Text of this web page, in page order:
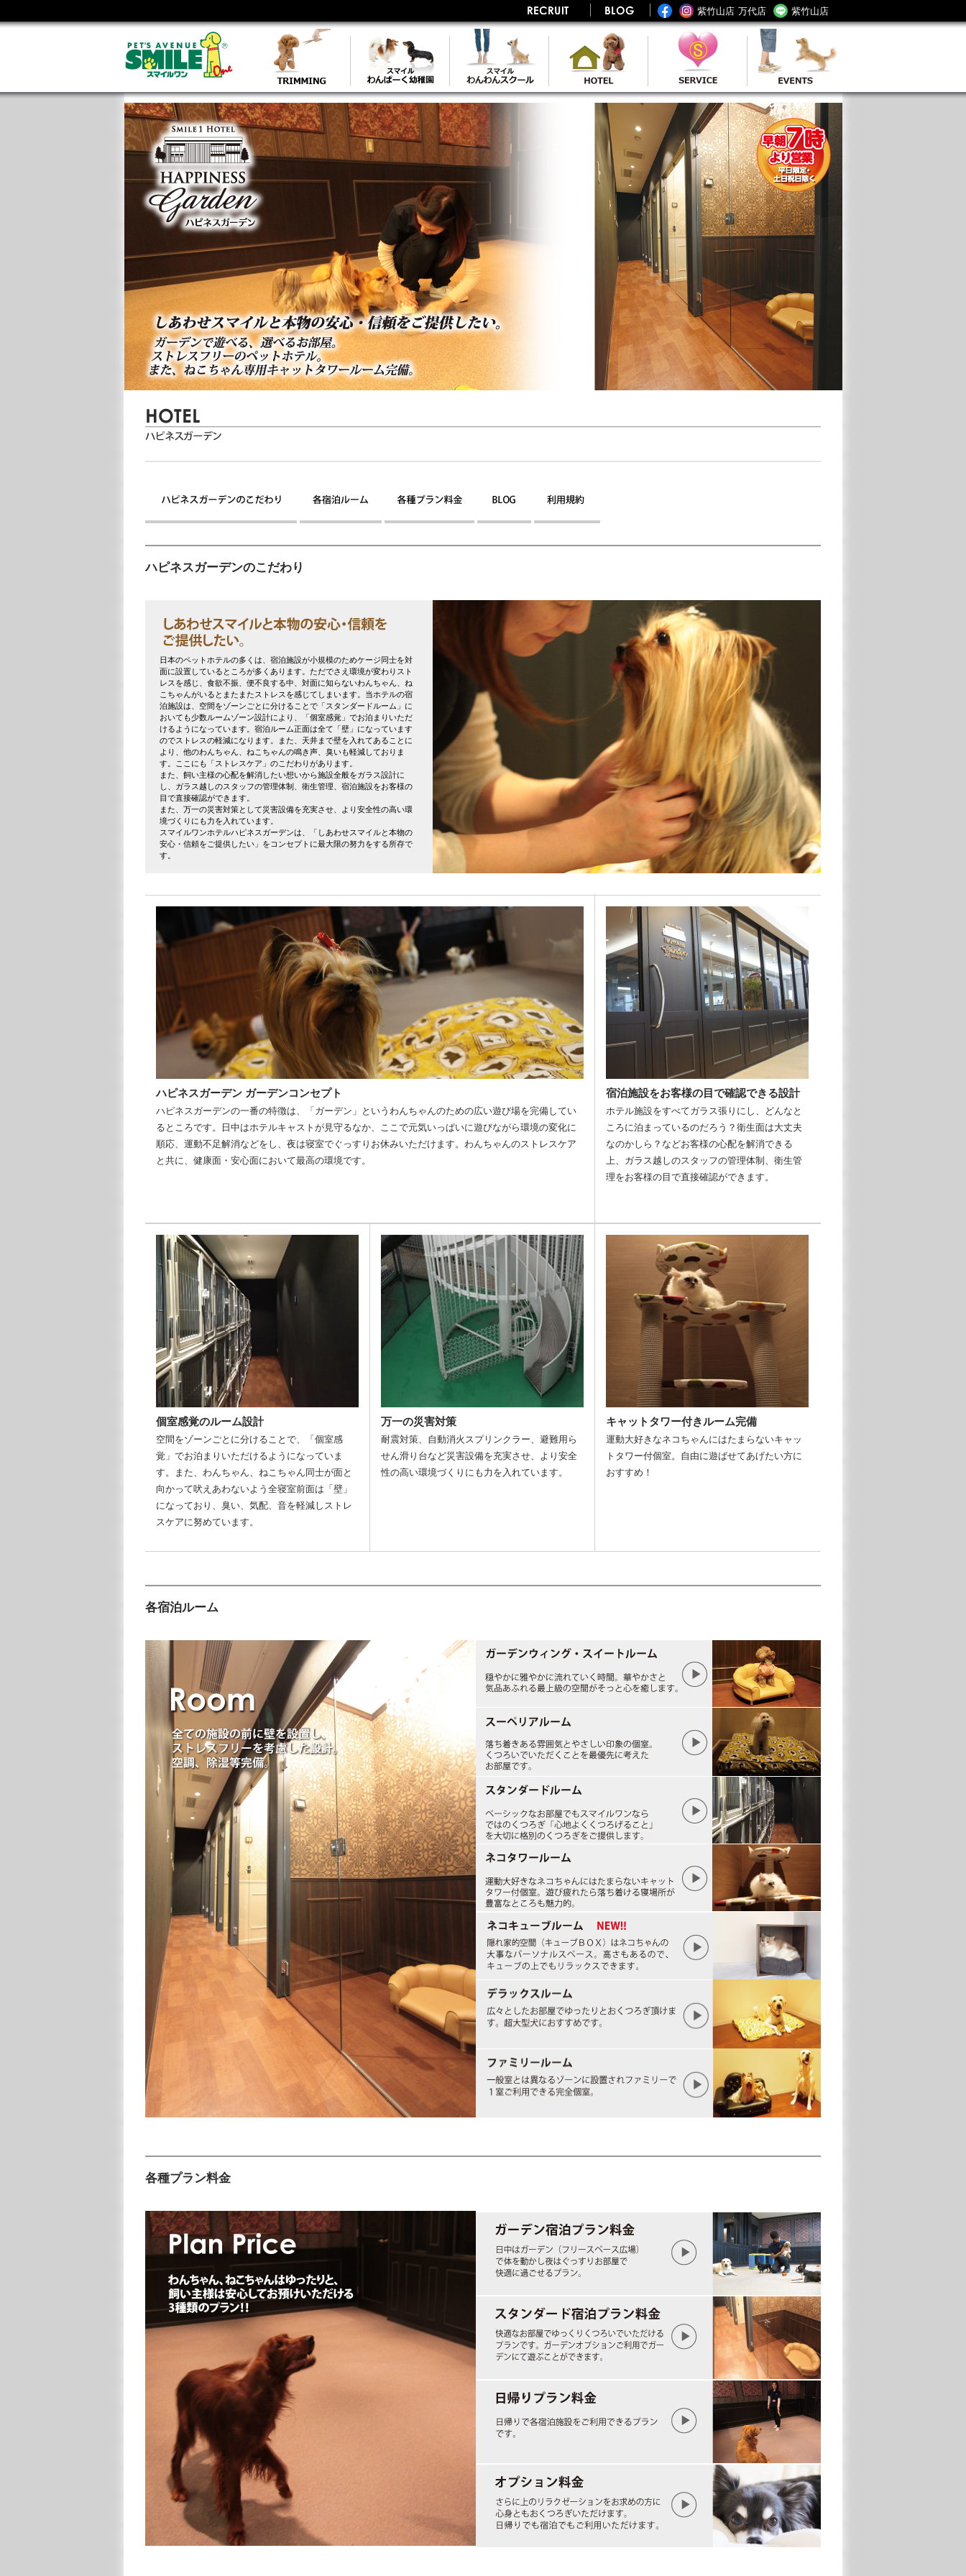
紫竹山店 万代店 紫竹山店
ハピネスガーデンのこだわり
日本のペットホテルの多くは、宿泊施設が小規模のためケージ同士を対
面に設置しているところが多くあります。ただでさえ環境が変わりスト
レスを感じ、食欲不振、便不良する中、対面に知らないわんちゃん、ね
こちゃんがいるとまたまたストレスを感じてしまいます。当ホテルの宿
泊施設は、空間をゾーンごとに分けることで「スタンダードルーム」に
おいても少数ルームゾーン設計により、「個室感覚」でお泊まりいただ
けるようになっています。宿泊ルーム正面は全て「壁」になっています
のでストレスの軽減になります。また、天井まで壁を入れてあることに
より、他のわんちゃん、ねこちゃんの鳴き声、臭いも軽減しておりま
す。ここにも「ストレスケア」のこだわりがあります。
また、飼い主様の心配を解消したい想いから施設全般をガラス設計に
し、ガラス越しのスタッフの管理体制、衛生管理、宿泊施設をお客様の
目で直接確認ができます。
また、万一の災害対策として災害設備を充実させ、より安全性の高い環
境づくりにも力を入れています。
スマイルワンホテルハピネスガーデンは、「しあわせスマイルと本物の
安心・信頼をご提供したい」をコンセプトに最大限の努力をする所存で
す。
ハピネスガーデン ガーデンコンセプト
ハピネスガーデンの一番の特徴は、「ガーデン」というわんちゃんのための広い遊び場を完備してい
るところです。日中はホテルキャストが見守るなか、ここで元気いっぱいに遊びながら環境の変化に
順応、運動不足解消などをし、夜は寝室でぐっすりお休みいただけます。わんちゃんのストレスケア
と共に、健康面・安心面において最高の環境です。
宿泊施設をお客様の目で確認できる設計
ホテル施設をすべてガラス張りにし、どんなと
ころに泊まっているのだろう？衛生面は大丈夫
なのかしら？などお客様の心配を解消できる
上、ガラス越しのスタッフの管理体制、衛生管
理をお客様の目で直接確認ができます。
個室感覚のルーム設計
空間をゾーンごとに分けることで、「個室感
覚」でお泊まりいただけるようになっていま
す。また、わんちゃん、ねこちゃん同士が面と
向かって吠えあわないよう全寝室前面は「壁」
になっており、臭い、気配、音を軽減しストレ
スケアに努めています。
万一の災害対策
耐震対策、自動消火スプリンクラー、避難用ら
せん滑り台など災害設備を充実させ、より安全
性の高い環境づくりにも力を入れています。
キャットタワー付きルーム完備
運動大好きなネコちゃんにはたまらないキャッ
トタワー付個室。自由に遊ばせてあげたい方に
おすすめ！
各宿泊ルーム
各種プラン料金